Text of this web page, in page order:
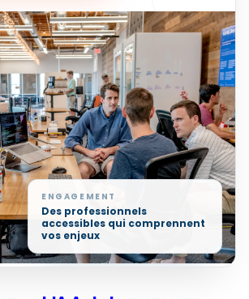
ENGAGEMENT
Des professionnels
accessibles qui comprennent
vos enjeux